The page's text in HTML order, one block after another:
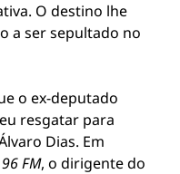
O destino lhe
a ser sepultado no
o ex-deputado
resgatar para
Dias. Em
96 FM, o dirigente do